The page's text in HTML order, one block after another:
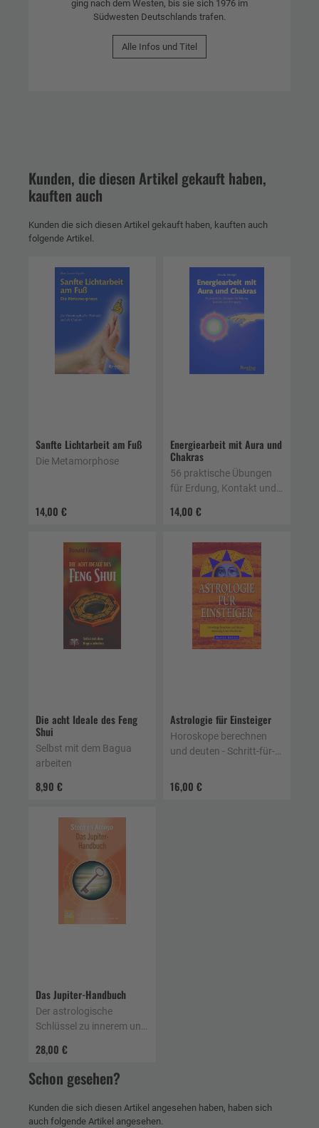
ging nach dem Westen, bis sie sich 1976 im
Südwesten Deutschlands trafen.
Alle Infos und Titel
Kunden, die diesen Artikel gekauft haben,
kauften auch
Kunden die sich diesen Artikel gekauft haben, kauften auch
folgende Artikel.
Sanfte Lichtarbeit am Fuß
14,00 €
Die Metamorphose
Energiearbeit mit Aura und
Chakras
14,00 €
56 praktische Übungen
für Erdung, Kontakt und
Die acht Ideale des Feng
Shui
8,90 €
Selbst mit dem Bagua
arbeiten
Astrologie für Einsteiger
16,00 €
Horoskope berechnen
und deuten - Schritt-für-
Das Jupiter-Handbuch
28,00 €
Der astrologische
Schlüssel zu innerem und
Schon gesehen?
Kunden die sich diesen Artikel angesehen haben, haben sich
auch folgende Artikel angesehen.